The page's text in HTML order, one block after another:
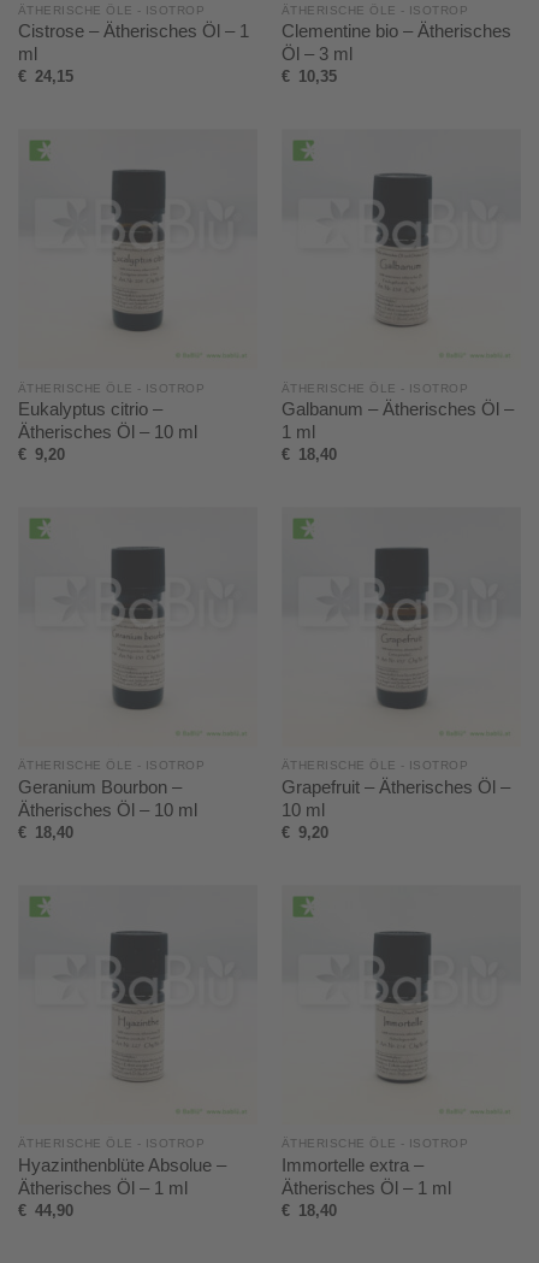
ÄTHERISCHE ÖLE - ISOTROP
Cistrose – Ätherisches Öl – 1
ml
€ 24,15
ÄTHERISCHE ÖLE - ISOTROP
Clementine bio – Ätherisches
Öl – 3 ml
€ 10,35
ÄTHERISCHE ÖLE - ISOTROP
Eukalyptus citrio –
Ätherisches Öl – 10 ml
€ 9,20
ÄTHERISCHE ÖLE - ISOTROP
Galbanum – Ätherisches Öl –
1 ml
€ 18,40
ÄTHERISCHE ÖLE - ISOTROP
Geranium Bourbon –
Ätherisches Öl – 10 ml
€ 18,40
ÄTHERISCHE ÖLE - ISOTROP
Grapefruit – Ätherisches Öl –
10 ml
€ 9,20
ÄTHERISCHE ÖLE - ISOTROP
Hyazinthenblüte Absolue –
Ätherisches Öl – 1 ml
€ 44,90
ÄTHERISCHE ÖLE - ISOTROP
Immortelle extra –
Ätherisches Öl – 1 ml
€ 18,40